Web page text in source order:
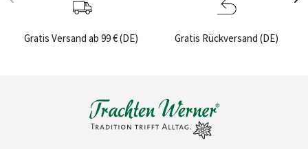
Gratis Versand ab 99 € (DE) Gratis Rückversand (DE)